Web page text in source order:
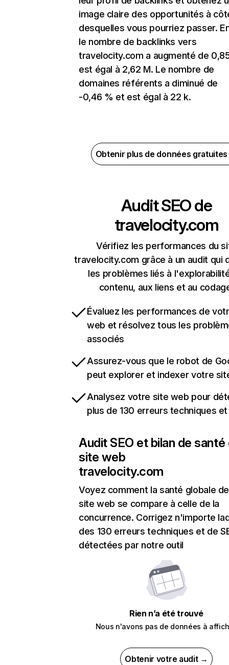
image claire des opportunités à
desquelles vous pourriez passer.
le nombre de backlinks vers
travelocity.com a augmenté de
est égal à 2,62 M. Le nombre de
domaines référents a diminué de
-0,46 % et est égal à 22 k.
Obtenir plus de données
Audit SEO de
travelocity.com
Vérifiez les performances du
travelocity.com grâce à un audit qui
les problèmes liés à
contenu, aux liens et au
Évaluez les performances de
web et résolvez tous les
associés
Assurez-vous que le robot de
peut explorer et indexer votre
Analysez votre site web pour
plus de 130 erreurs techniques et
Audit SEO et bilan de santé
site web
travelocity.com
Voyez comment la santé globale
site web se compare à celle de la
concurrence. Corrigez n'importe
des 130 erreurs techniques et de
détectées par notre outil
Rien n’a été trouvé
Nous n'avons pas de données à
Obtenir votre audit →